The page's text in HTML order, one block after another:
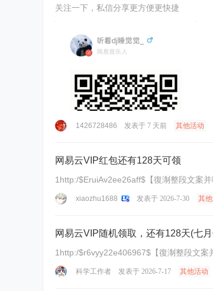
关注一下，私信分享更方便更快捷
1426728486 发表于 7 天前 其他活动
网易云VIP红包还有128天可领
1http:/$EruiAv2ee26aff$【復淛整段文案
xiaozhu1688 发表于 2026-7-30 其
网易云VIP随机领取，还有128天(七
1http:/$r6vyy22e406967$【復淛整段文
科学工作者 发表于 2026-7-17 其他活动